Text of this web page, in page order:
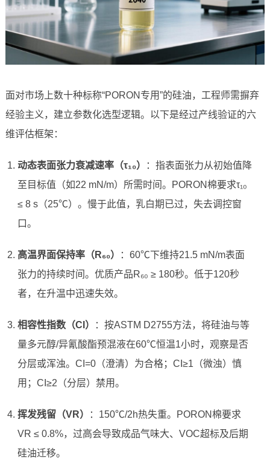
面对市场上数十种标称“PORON专用”的硅油，工程师需摒弃
经验主义，建立参数化选型逻辑。以下是经过产线验证的六
维评估框架：
动态表面张力衰减速率（τ₁₀）
：指表面张力从初始值降
至目标值（如22 mN/m）所需时间。PORON棉要求τ₁₀
≤ 8 s（25℃）。慢于此值，乳白期已过，失去调控窗
口。
高温界面保持率（R₆₀）
：60℃下维持21.5 mN/m表面
张力的持续时间。优质产品R₆₀ ≥ 180秒。低于120秒
者，在升温中迅速失效。
相容性指数（CI）
：按ASTM D2755方法，将硅油与等
量多元醇/异氰酸酯预混液在60℃恒温1小时，观察是否
分层或浑浊。CI=0（澄清）为合格；CI≥1（微浊）慎
用；CI≥2（分层）禁用。
挥发残留（VR）
：150℃/2h热失重。PORON棉要求
VR ≤ 0.8%，过高会导致成品气味大、VOC超标及后期
硅油迁移。